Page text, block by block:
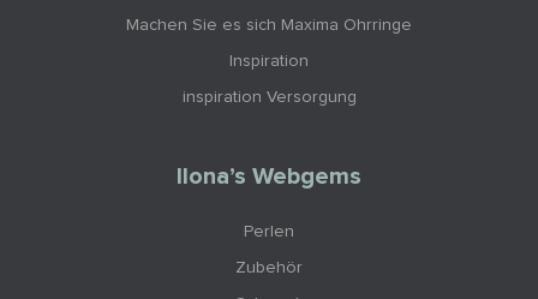
Machen Sie es sich Maxima Ohrringe
Inspiration
inspiration Versorgung
Ilona’s Webgems
Perlen
Zubehör